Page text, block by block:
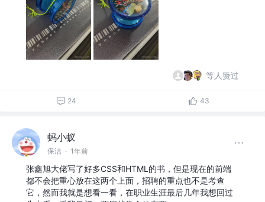
等人赞过
24 43
蚂小蚁
保洁 · 1年前
张鑫旭大佬写了好多CSS和HTML的书，但是现在的前端
都不会把重心放在这两个上面，招聘的重点也不是考查
它，然而我就是想看一看，在职业生涯最后几年我想回过